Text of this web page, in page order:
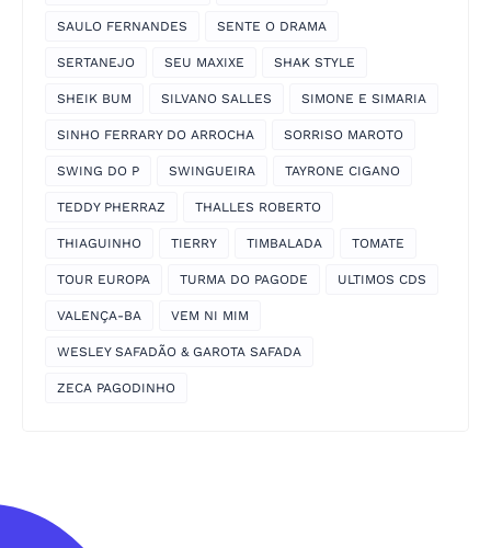
SAULO FERNANDES SENTE O DRAMA
SERTANEJO SEU MAXIXE SHAK STYLE
SHEIK BUM SILVANO SALLES SIMONE E SIMARIA
SINHO FERRARY DO ARROCHA SORRISO MAROTO
SWING DO P SWINGUEIRA TAYRONE CIGANO
TEDDY PHERRAZ THALLES ROBERTO
THIAGUINHO TIERRY TIMBALADA TOMATE
TOUR EUROPA TURMA DO PAGODE ULTIMOS CDS
VALENÇA-BA VEM NI MIM
WESLEY SAFADÃO & GAROTA SAFADA
ZECA PAGODINHO